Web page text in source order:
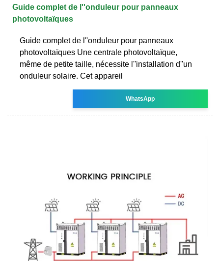
Guide complet de l''onduleur pour panneaux
photovoltaïques
Guide complet de l''onduleur pour panneaux
photovoltaïques Une centrale photovoltaïque,
même de petite taille, nécessite l''installation d''un
onduleur solaire. Cet appareil
WhatsApp